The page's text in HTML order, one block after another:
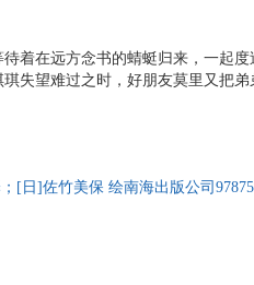
着在远方念书的蜻蜓归来，一起
失望难过之时，好朋友莫里又把弟
情。 在去大山中的小旅店送快递时
将琪琪推到了绝望的边缘。恍惚间
日]佐竹美保 绘南海出版公司